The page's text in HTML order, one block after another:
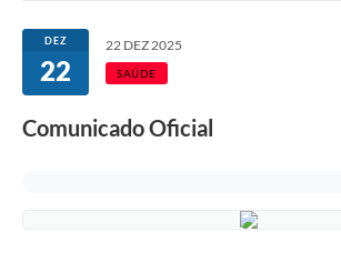
Transparência
DEZ
22
22 DEZ 2025
SAÚDE
Comunicado Oficial